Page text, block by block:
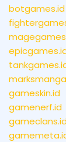
botgames.id
gameskin.id
gamenerf.id